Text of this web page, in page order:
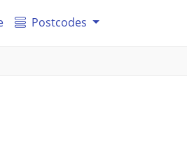
Postcodes